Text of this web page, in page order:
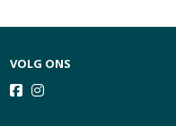
VOLG ONS